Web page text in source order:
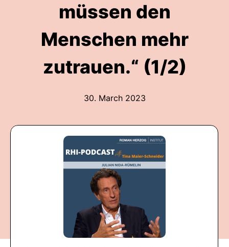
müssen den
Menschen mehr
zutrauen.“ (1/2)
30. March 2023